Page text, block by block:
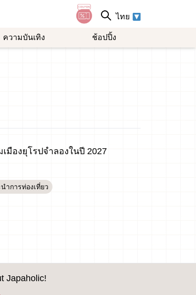
ไทย
ความบันเทิง ช้อปปิ้ง
มืองยุโรปจำลองในปี 2027
ำการท่องเที่ยว
Japaholic!